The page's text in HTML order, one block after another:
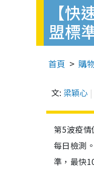
【
盟標
首頁 購
文: 梁穎心
第5波疫
每日檢測
準，最快